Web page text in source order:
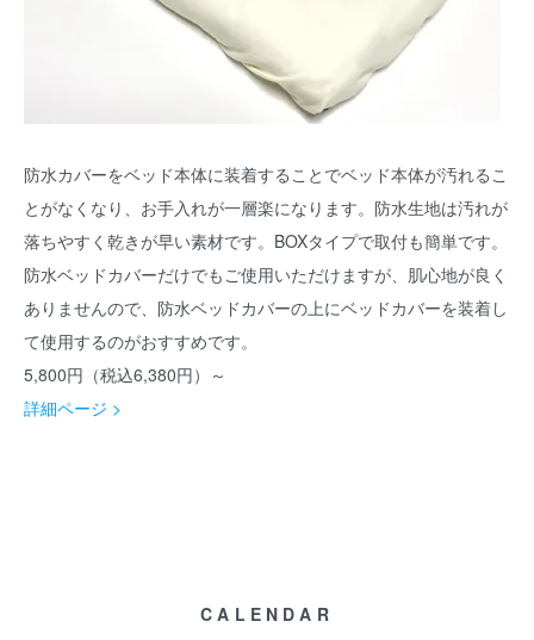
防水カバーをベッド本体に装着することでベッド本体が汚れるこ
とがなくなり、お手入れが一層楽になります。防水生地は汚れが
落ちやすく乾きが早い素材です。BOXタイプで取付も簡単です。
防水ベッドカバーだけでもご使用いただけますが、肌心地が良く
ありませんので、防水ベッドカバーの上にベッドカバーを装着し
て使用するのがおすすめです。
5,800円（税込6,380円）～
詳細ページ >
CALENDAR